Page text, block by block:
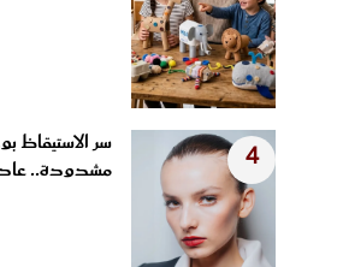
4
سر الاستيقاظ
مشدودة..